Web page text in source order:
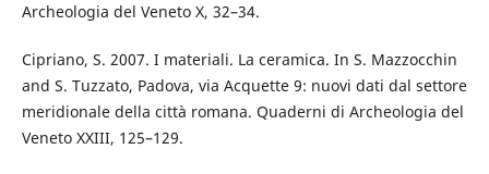
Archeologia del Veneto X, 32–34.
Cipriano, S. 2007. I materiali. La ceramica. In S. Mazzocchin
and S. Tuzzato, Padova, via Acquette 9: nuovi dati dal settore
meridionale della città romana. Quaderni di Archeologia del
Veneto XXIII, 125–129.